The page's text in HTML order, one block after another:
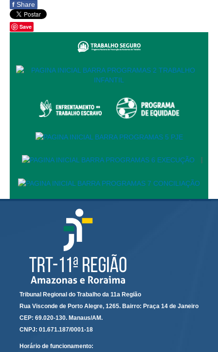
Rede de Governança Colaborativa
Laboratório de Inovação
Assessoria de Governança de Gestão de Pessoas
Centro de Memória
Responsabilidade Socioambiental
Comissão Permanente de Acessibilidade e Inclusão
Programa Trabalho Seguro
Ação Trabalhista (Atermação)
Atermação On-line - Interior de Roraima
Atermação On-line - Interior do Amazonas
Agendamento de Reclamação Verbal
Glossário
f Share
Save
|
Tribunal Regional do Trabalho da 11a Região
Rua Visconde de Porto Alegre, 1265. Bairro: Praça 14 de Janeiro
CEP: 69.020-130. Manaus/AM.
CNPJ: 01.671.187/0001-18
Horário de funcionamento: